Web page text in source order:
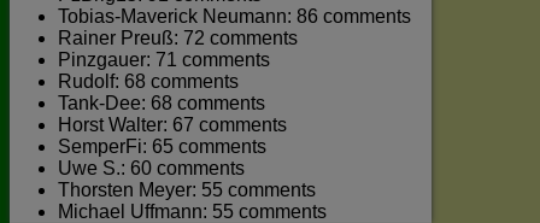
Tobias-Maverick Neumann: 86 comments
Rainer Preuß: 72 comments
Pinzgauer: 71 comments
Rudolf: 68 comments
Tank-Dee: 68 comments
Horst Walter: 67 comments
SemperFi: 65 comments
Uwe S.: 60 comments
Thorsten Meyer: 55 comments
Michael Uffmann: 55 comments